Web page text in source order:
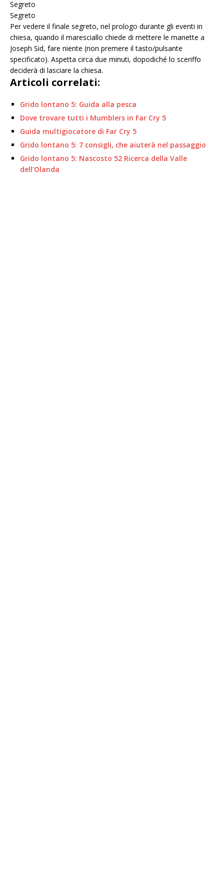
Segreto
Segreto
Per vedere il finale segreto, nel prologo durante gli eventi in
chiesa, quando il maresciallo chiede di mettere le manette a
Joseph Sid, fare niente (non premere il tasto/pulsante
specificato). Aspetta circa due minuti, dopodiché lo sceriffo
deciderà di lasciare la chiesa.
Articoli correlati:
Grido lontano 5: Guida alla pesca
Dove trovare tutti i Mumblers in Far Cry 5
Guida multigiocatore di Far Cry 5
Grido lontano 5: 7 consigli, che aiuterà nel passaggio
Grido lontano 5: Nascosto 52 Ricerca della Valle
dell'Olanda